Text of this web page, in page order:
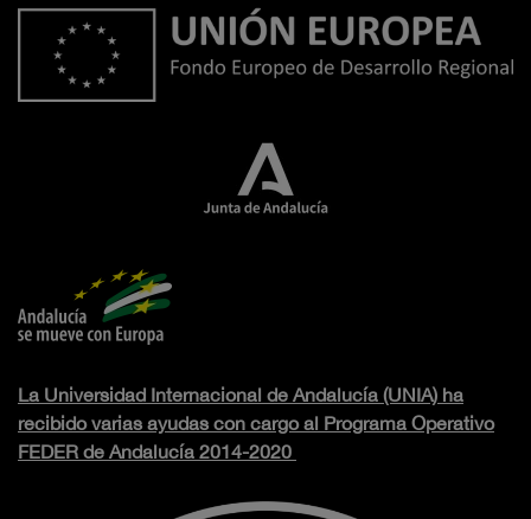
La Universidad Internacional de Andalucía (UNIA) ha
recibido varias ayudas con cargo al Programa Operativo
FEDER de Andalucía 2014-2020